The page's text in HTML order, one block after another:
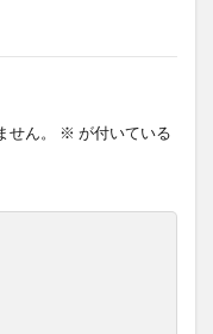
ん。 ※ が付いている